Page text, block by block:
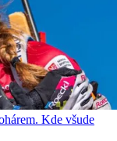
Kde všude